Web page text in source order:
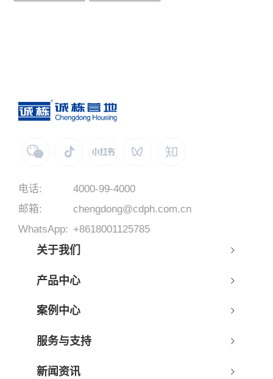
电话:
4000-99-4000
邮箱:
chengdong@cdph.com.cn
WhatsApp: +8618001125785
关于我们
产品中心
案例中心
服务与支持
新闻资讯